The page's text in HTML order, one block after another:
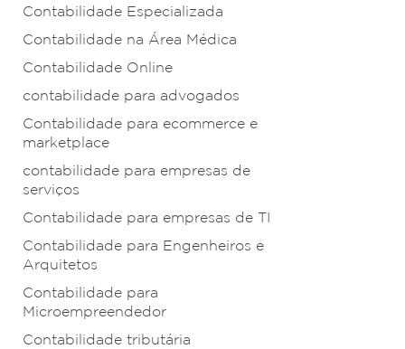
Contabilidade Especializada
Contabilidade na Área Médica
Contabilidade Online
contabilidade para advogados
Contabilidade para ecommerce e
marketplace
contabilidade para empresas de
serviços
Contabilidade para empresas de TI
Contabilidade para Engenheiros e
Arquitetos
Contabilidade para
Microempreendedor
Contabilidade tributária